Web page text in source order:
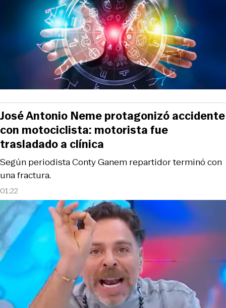
01:22
Según periodista Conty Ganem repartidor terminó con
una fractura.
José Antonio Neme protagonizó accidente
con motociclista: motorista fue
trasladado a clínica